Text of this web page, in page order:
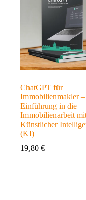
ChatGPT für
Immobilienmakler –
Einführung in die
Immobilienarbeit
Künstlicher
(KI)
19,80 €